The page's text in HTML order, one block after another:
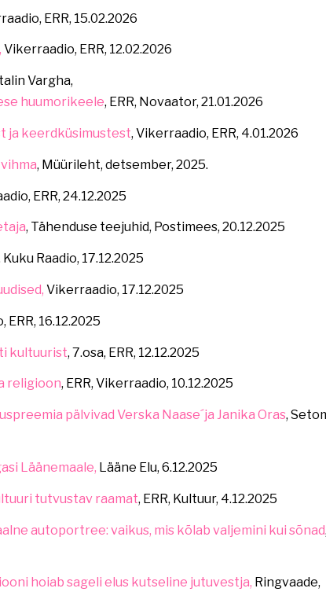
ERR, 15.02.2026
Vikerraadio, ERR, 12.02.2026
Vargha,
huumorikeele, ERR, Novaator, 21.01.2026
ja keerdküsimustest, Vikerraadio, ERR, 4.01.2026
, Müürileht, detsember, 2025.
ERR, 24.12.2025
, Tähenduse teejuhid, Postimees, 20.12.2025
Kuku Raadio, 17.12.2025
Vikerraadio, 17.12.2025
16.12.2025
kultuurist, 7.osa, ERR, 12.12.2025
religioon, ERR, Vikerraadio, 10.12.2025
pälvivad Verska Naase´ja Janika Oras,
Läänemaale, Lääne Elu, 6.12.2025
tutvustav raamat, ERR, Kultuur, 4.12.2025
autoportree: vaikus, mis kõlab valjemini kui sõnad
hoiab sageli elus kutseline jutuvestja, Ringvaade,